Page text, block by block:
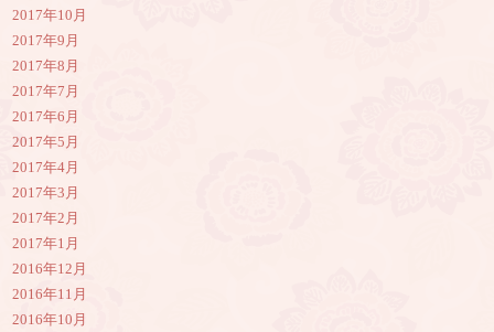
2017年10月
2017年9月
2017年8月
2017年7月
2017年6月
2017年5月
2017年4月
2017年3月
2017年2月
2017年1月
2016年12月
2016年11月
2016年10月